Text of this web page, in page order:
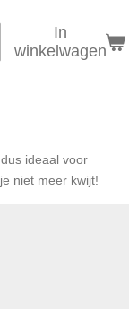
In
winkelwagen
ideaal voor
niet meer kwijt!